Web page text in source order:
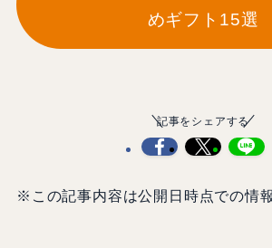
めギフト15選
記事をシェアする
※この記事内容は公開日時点での情報